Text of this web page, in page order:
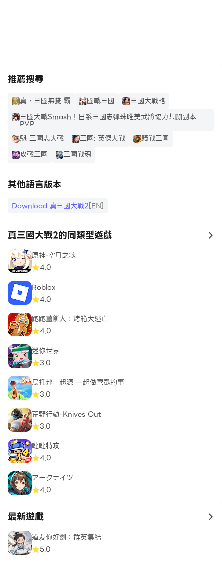
多樣化的遊戲活動。
《真三國大戰2》官網：
https://sangoku2.gameforce.com.tw
《真三國大戰2》官方粉絲團：
https://www.facebook.com/sangoku2tw/
《真三國大戰2》官方頻道：
XzYFu8NOgzg
本遊戲為免費使用，部分內容涉及打鬥情節，依中華民國遊
遊戲內另提供購買虛擬遊戲幣、物品等付費服務，請注意遊
戲時間，避免沉迷。
本遊戲服務區域為台灣、香港、澳門、新加坡、馬來西亞。
推薦搜尋
真・三國無雙 霸 國戰三國
三國大戰略
三國大戰Smash！日系三國志弾珠唯美武將協力共闘副本
PVP
魁 三國志大戰
三國: 英傑大戰
騎戰三國
攻戰三國
三國戰魂
其他語言版本
Download 真三國大戰2[EN]
真三國大戰2的同類型遊戲 to
原神·空月之歌
4.0
Roblox
4.0
跑跑薑餅人：烤箱大逃亡
4.0
迷你世界
3.0
烏托邦：起源 一起做喜歡的事
3.0
荒野行動-Knives Out
3.0
噠噠特攻
4.0
アークナイツ
4.0
最新遊戲 to
道友你好劍：群英集結
5.0